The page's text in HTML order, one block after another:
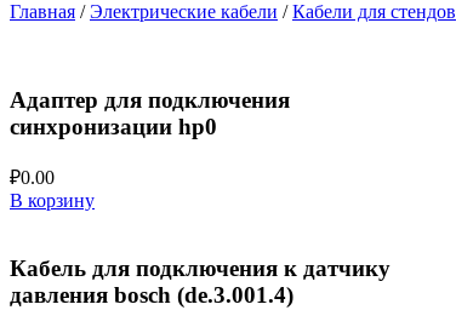
Главная /Электрические кабели /Кабели для стендов
Адаптер для подключения
синхронизации hp0
₽0.00
В корзину
Кабель для подключения к датчику
давления bosch (de.3.001.4)